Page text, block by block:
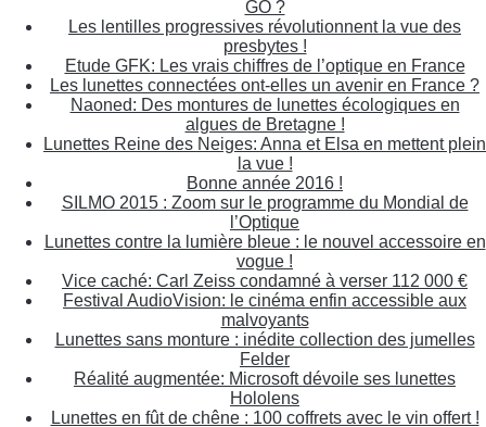
GO ?
Les lentilles progressives révolutionnent la vue des
presbytes !
Etude GFK: Les vrais chiffres de l’optique en France
Les lunettes connectées ont-elles un avenir en France ?
Naoned: Des montures de lunettes écologiques en
algues de Bretagne !
Lunettes Reine des Neiges: Anna et Elsa en mettent plein
la vue !
Bonne année 2016 !
SILMO 2015 : Zoom sur le programme du Mondial de
l’Optique
Lunettes contre la lumière bleue : le nouvel accessoire en
vogue !
Vice caché: Carl Zeiss condamné à verser 112 000 €
Festival AudioVision: le cinéma enfin accessible aux
malvoyants
Lunettes sans monture : inédite collection des jumelles
Felder
Réalité augmentée: Microsoft dévoile ses lunettes
Hololens
Lunettes en fût de chêne : 100 coffrets avec le vin offert !